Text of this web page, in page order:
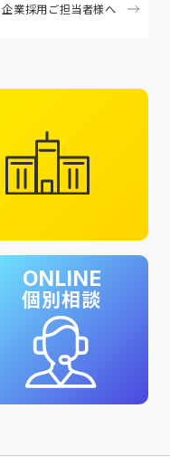
企業採用ご担当者様へ
ONLINE
個別相談